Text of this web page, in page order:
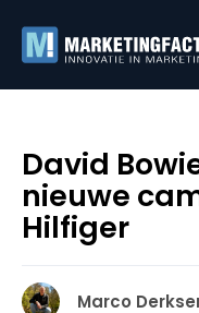
David
nieuwe
Hilfiger
Marco